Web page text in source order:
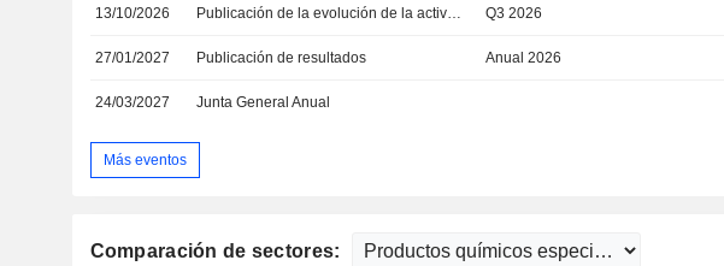
13/10/2026 Publicación de la evolución de la actividad Q3 2026
27/01/2027 Publicación de resultados Anual 2026
24/03/2027 Junta General Anual
Más eventos
Comparación de sectores: